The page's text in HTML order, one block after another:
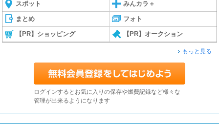
スポット みんカラ＋
まとめ フォト
【PR】ショッピング 【PR】オークション
もっと見る
ログインするとお気に入りの保存や燃費記録など様々な
管理が出来るようになります